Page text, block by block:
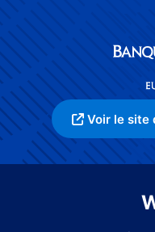
Voir le site